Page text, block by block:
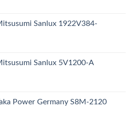
Sanlux 1922V384-
Sanlux 5V1200-A
Power Germany S8M-2120